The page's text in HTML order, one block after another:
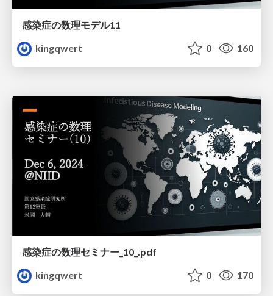
感染症の数理モデル11
kingqwert
0 160
感染症の数理セミナー_10_.pdf
kingqwert
0 170